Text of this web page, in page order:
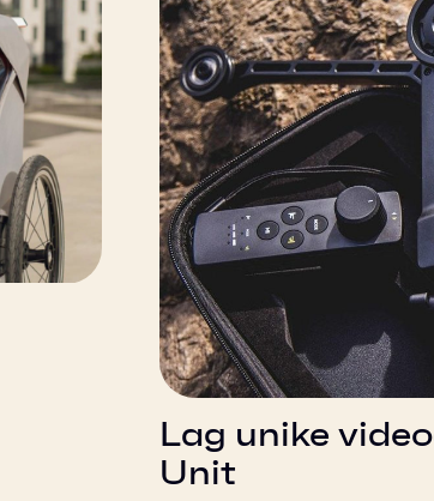
Lag unike
Unit